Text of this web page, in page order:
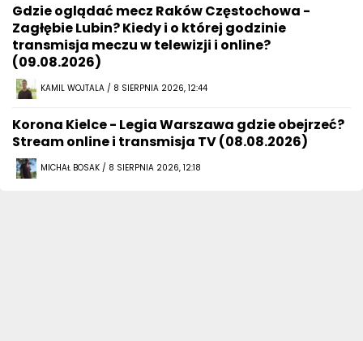
Gdzie oglądać mecz Raków Częstochowa -
Zagłębie Lubin? Kiedy i o której godzinie
transmisja meczu w telewizji i online?
(09.08.2026)
KAMIL WOJTALA / 8 SIERPNIA 2026, 12:44
Korona Kielce - Legia Warszawa gdzie obejrzeć?
Stream online i transmisja TV (08.08.2026)
MICHAŁ BOSAK / 8 SIERPNIA 2026, 12:18